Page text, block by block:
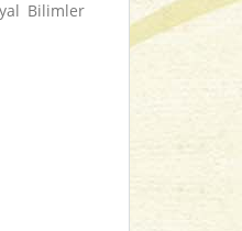
Bilimler